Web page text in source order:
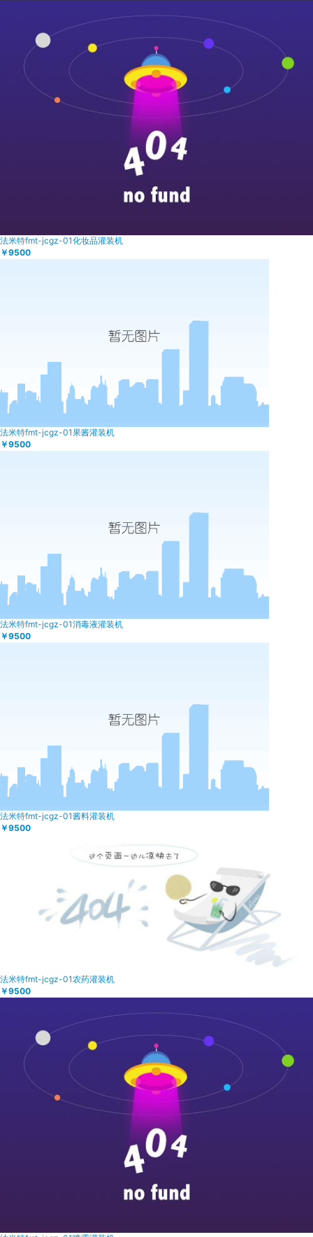
法米特fmt-jcgz-01化妆品灌装机
￥9500
法米特fmt-jcgz-01果酱灌装机
￥9500
法米特fmt-jcgz-01消毒液灌装机
￥9500
法米特fmt-jcgz-01酱料灌装机
￥9500
法米特fmt-jcgz-01农药灌装机
￥9500